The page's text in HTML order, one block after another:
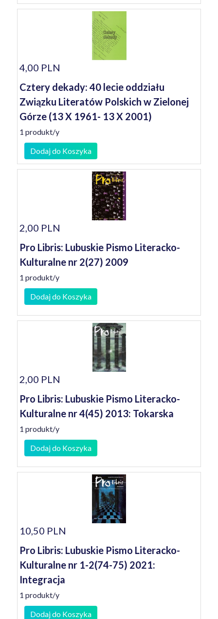
4,00 PLN
Cztery dekady: 40 lecie oddziału
Związku Literatów Polskich w Zielonej
Górze (13 X 1961- 13 X 2001)
1 produkt/y
Dodaj do Koszyka
2,00 PLN
Pro Libris: Lubuskie Pismo Literacko-
Kulturalne nr 2(27) 2009
1 produkt/y
Dodaj do Koszyka
2,00 PLN
Pro Libris: Lubuskie Pismo Literacko-
Kulturalne nr 4(45) 2013: Tokarska
1 produkt/y
Dodaj do Koszyka
10,50 PLN
Pro Libris: Lubuskie Pismo Literacko-
Kulturalne nr 1-2(74-75) 2021:
Integracja
1 produkt/y
Dodaj do Koszyka